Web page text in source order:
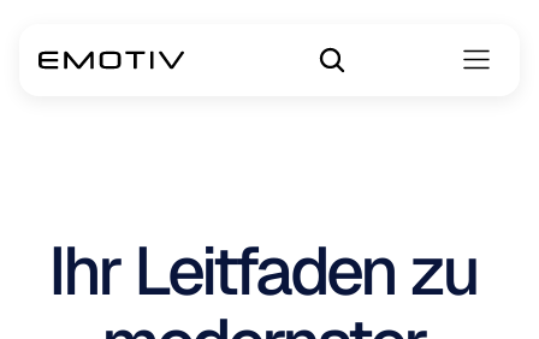
Ihr Leitfaden zu